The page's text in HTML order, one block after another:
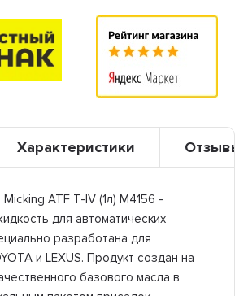
Характеристики Отзывы
ATF T-IV (1л) M4156 -
для автоматических
разработана для
и LEXUS. Продукт создан на
базового масла в